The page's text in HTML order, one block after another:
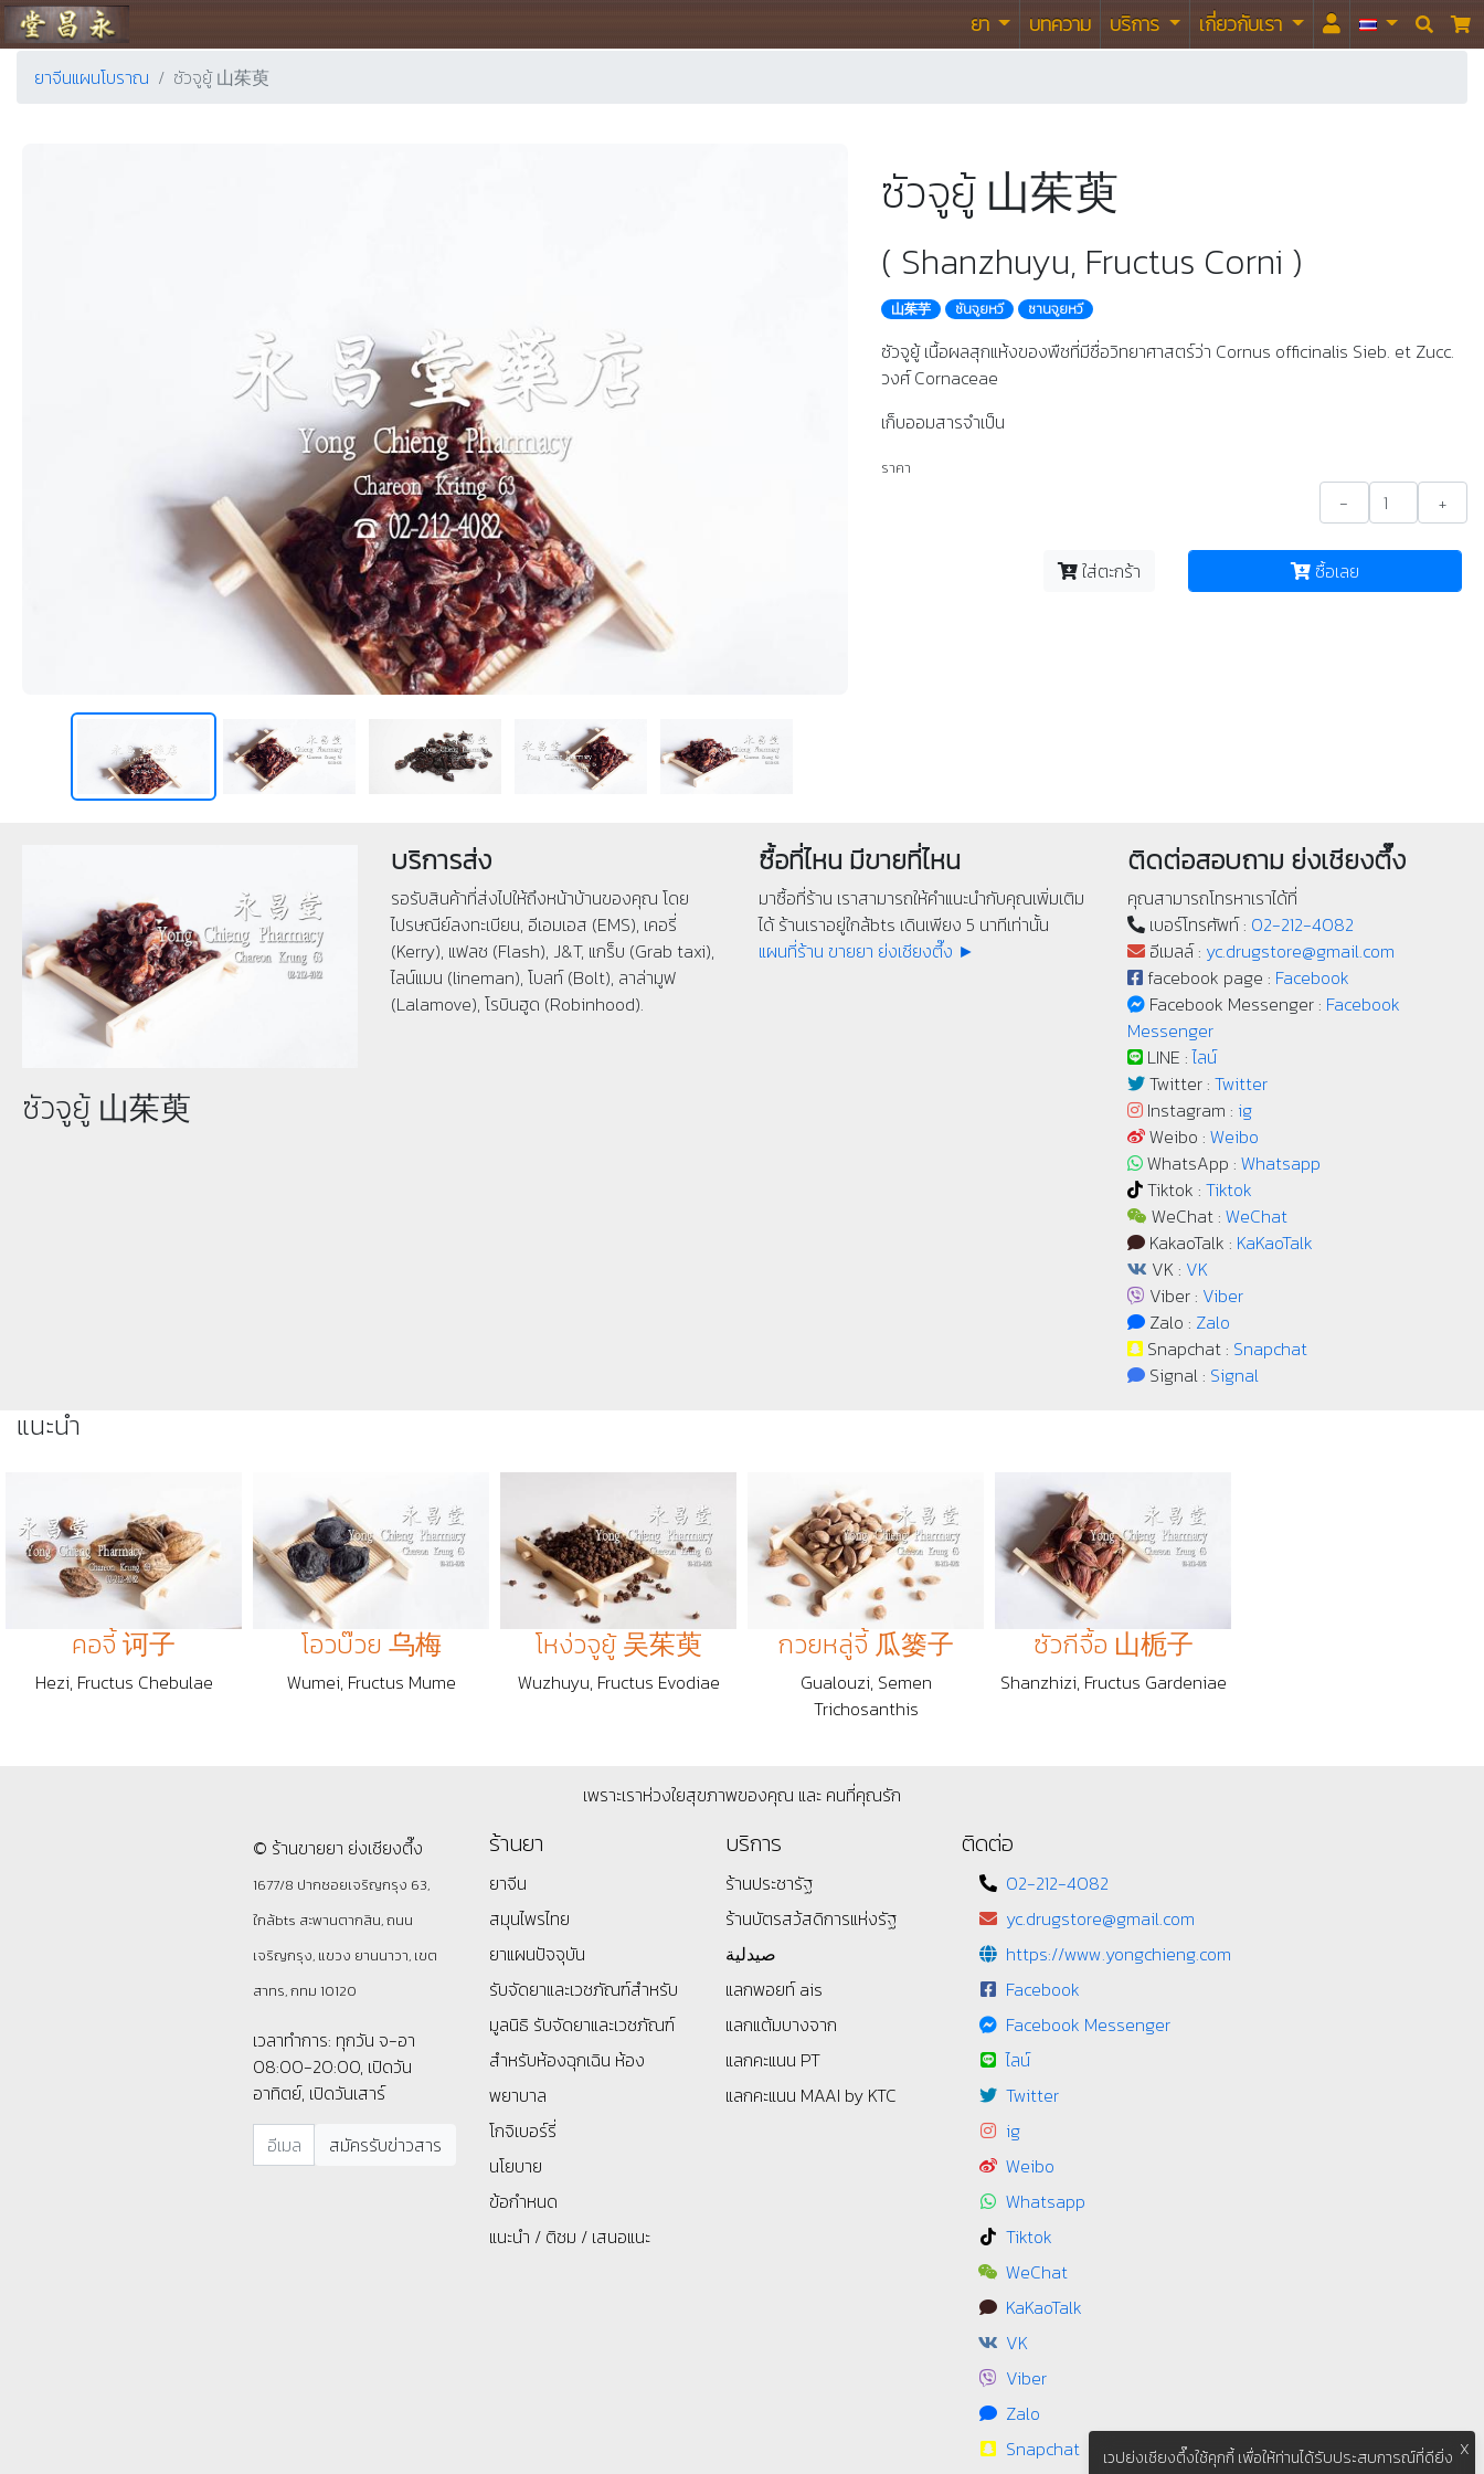
ร้านขายยา ย่งเชียงตึ๊ง ยา บทความ บริการ เกี่ยวกับเรา  
ยาจีนแผนโบราณ ซัวจูยู้ 山茱萸
ซัวจูยู้ 山茱萸
( Shanzhuyu, Fructus Corni )
山茱芋 ซันจูยหวี ซานจูยหวี
ซัวจูยู้ เนื้อผลสุกแห้งของพืชที่มีชื่อวิทยาศาสตร์ว่า Cornus officinalis Sieb. et Zucc.
วงศ์ Cornaceae
เก็บออมสารจำเป็น
ราคา
- +
ใส่ตะกร้า ซื้อเลย
ซัวจูยู้ 山茱萸
บริการส่ง
รอรับสินค้าที่ส่งไปให้ถึงหน้าบ้านของคุณ โดย
ไปรษณีย์ลงทะเบียน, อีเอมเอส (EMS), เคอรี่
(Kerry), แฟลช (Flash), J&T, แกร็บ (Grab taxi),
ไลน์แมน (lineman), โบลท์ (Bolt), ลาล่ามูฟ
(Lalamove), โรบินฮูด (Robinhood).
ซื้อที่ไหน มีขายที่ไหน
มาซื้อที่ร้าน เราสามารถให้คำแนะนำกับคุณเพิ่มเติม
ได้ ร้านเราอยู่ใกล้bts เดินเพียง 5 นาทีเท่านั้น
แผนที่ร้าน ขายยา ย่งเชียงตึ๊ง ►
ติดต่อสอบถาม ย่งเชียงตึ๊ง
คุณสามารถโทรหาเราได้ที่
เบอร์โทรศัพท์ : 02-212-4082
อีเมลล์ : yc.drugstore@gmail.com
facebook page : Facebook
Facebook Messenger : Facebook
Messenger
LINE :ไลน์
Twitter : Twitter
Instagram : ig
Weibo : Weibo
WhatsApp : Whatsapp
Tiktok : Tiktok
WeChat : WeChat
KakaoTalk : KaKaoTalk
VK : VK
Viber : Viber
Zalo : Zalo
Snapchat : Snapchat
Signal : Signal
แนะนำ
คอจี้ 诃子
Hezi, Fructus Chebulae
โอวบ๊วย 乌梅
Wumei, Fructus Mume
โหง่วจูยู้ 吴茱萸
Wuzhuyu, Fructus Evodiae
กวยหลู่จี้ 瓜篓子
Gualouzi, Semen
Trichosanthis
ซัวกีจื้อ 山栀子
Shanzhizi, Fructus Gardeniae
เพราะเราห่วงใยสุขภาพของคุณ และ คนที่คุณรัก
© ร้านขายยา ย่งเชียงตึ๊ง
1677/8 ปากซอยเจริญกรุง 63,
ใกล้bts สะพานตากสิน, ถนน
เจริญกรุง, แขวง ยานนาวา, เขต
สาทร, กทม 10120
เวลาทำการ: ทุกวัน จ-อา
08:00-20:00, เปิดวัน
อาทิตย์, เปิดวันเสาร์
ร้านยา
ยาจีน
สมุนไพรไทย
ยาแผนปัจจุบัน
รับจัดยาและเวชภัณฑ์สำหรับ
มูลนิธิ รับจัดยาและเวชภัณฑ์
สำหรับห้องฉุกเฉิน ห้อง
พยาบาล
โกจิเบอร์รี่
นโยบาย
ข้อกำหนด
แนะนำ / ติชม / เสนอแนะ
บริการ
ร้านประชารัฐ
ร้านบัตรสว้สดิการแห่งรัฐ
صيدلية
แลกพอยท์ ais
แลกแต้มบางจาก
แลกคะแนน PT
แลกคะแนน MAAI by KTC
ติดต่อ
02-212-4082
yc.drugstore@gmail.com
https://www.yongchieng.com
Facebook
Facebook Messenger
ไลน์
Twitter
ig
Weibo
Whatsapp
Tiktok
WeChat
KaKaoTalk
VK
Viber
Zalo
Snapchat
X
เวปย่งเชียงตึ๊งใช้คุกกี้ เพื่อให้ท่านได้รับประสบการณ์ที่ดียิ่ง